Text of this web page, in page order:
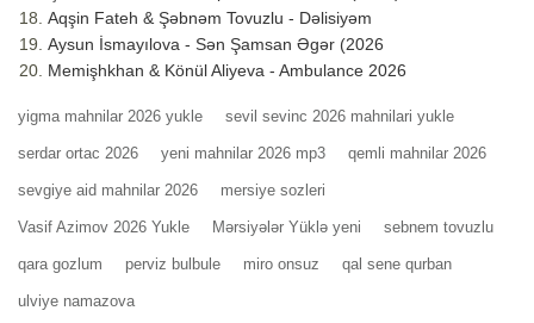
Aqşin Fateh & Şəbnəm Tovuzlu - Dəlisiyəm
Aysun İsmayılova - Sən Şamsan Əgər (2026
Memişhkhan & Könül Aliyeva - Ambulance 2026
yigma mahnilar 2026 yukle sevil sevinc 2026 mahnilari yukle
serdar ortac 2026 yeni mahnilar 2026 mp3 qemli mahnilar 2026
sevgiye aid mahnilar 2026 mersiye sozleri
Vasif Azimov 2026 Yukle Mərsiyələr Yüklə yeni sebnem tovuzlu
qara gozlum perviz bulbule miro onsuz qal sene qurban
ulviye namazova